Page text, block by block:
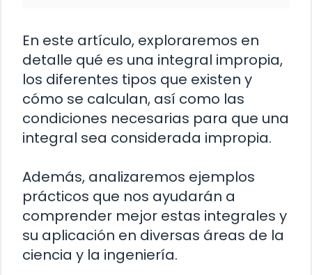
En este artículo, exploraremos en
detalle qué es una integral impropia,
los diferentes tipos que existen y
cómo se calculan, así como las
condiciones necesarias para que una
integral sea considerada impropia.
Además, analizaremos ejemplos
prácticos que nos ayudarán a
comprender mejor estas integrales y
su aplicación en diversas áreas de la
ciencia y la ingeniería.